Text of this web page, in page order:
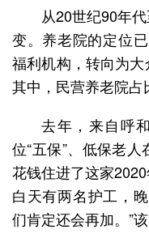
从20世纪90年
变。养老院的定位
福利机构，转向为大
其中，民营养老院占
去年，来自呼
位“五保”、低保老
花钱住进了这家
白天有两名护工，
们肯定还会再加。”